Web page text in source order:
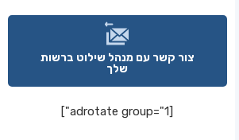
צור קשר עם מנהל שילוט ברשות
שלך
[adrotate group="1"]